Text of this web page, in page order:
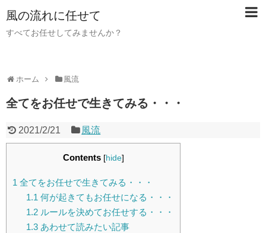
風の流れに任せて
すべてお任せしてみませんか？
ホーム 風流
全てをお任せで生きてみる・・・
2021/2/21 風流
Contents [hide]
1 全てをお任せで生きてみる・・・
1.1 何が起きてもお任せになる・・・
1.2ルールを決めてお任せする・・・
1.3あわせて読みたい記事